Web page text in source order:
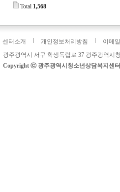
Total 1,568
센터소개 개인정보처리방침
이메
광주광역시 서구 학생독립로 37 광주광역시
Copyright ⓒ 광주광역시청소년상담복지센